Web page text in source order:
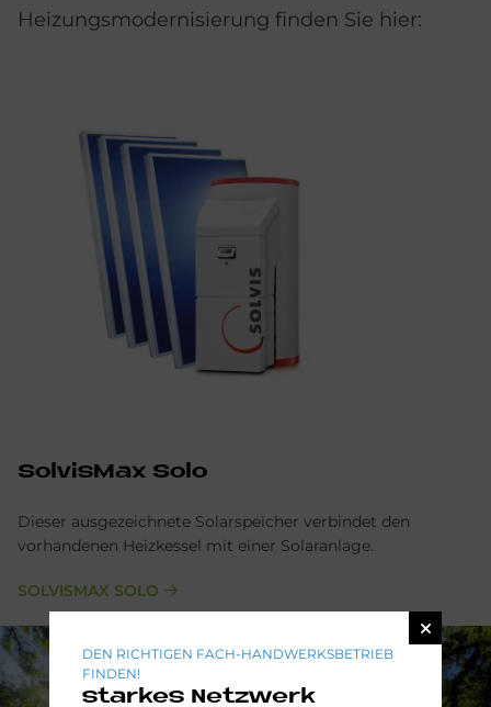
Heizungsmodernisierung finden Sie hier:
Sol­vis­Max Solo
Dieser ausgezeichnete Solarspeicher verbindet den
vorhandenen Heizkessel mit einer Solaranlage.
SOLVISMAX SOLO
DEN RICHTIGEN FACH-HANDWERKSBETRIEB
FINDEN!
starkes Netzwerk